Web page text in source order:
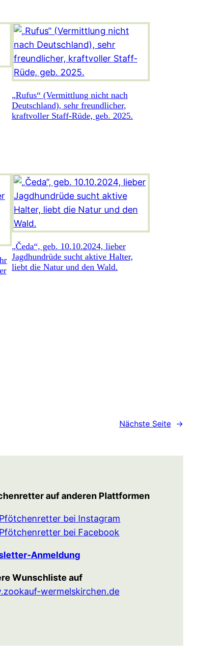
„Rufus“ (Vermittlung nicht nach
Deutschland), sehr freundlicher,
kraftvoller Staff-Rüde, geb. 2025.
„Čeda“, geb. 10.10.2024, lieber
Jagdhundrüde sucht aktive Halter,
liebt die Natur und den Wald.
Nächste Seite →
auf anderen Plattformen
bei Instagram
bei Facebook
Anmeldung
Wunschliste auf
wermelskirchen.de